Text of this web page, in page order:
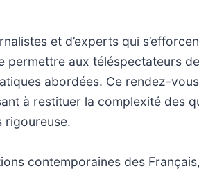
et d’experts qui
permettre aux téléspectateurs
abordées. Ce rendez-vous
à restituer la complexité des
rigoureuse.
contemporaines des